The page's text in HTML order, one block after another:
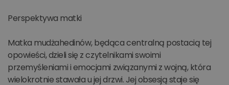
Perspektywa matki
Matka mudżahedinów, będąca centralną postacią tej
opowieści, dzieli się z czytelnikami swoimi
przemyśleniami i emocjami związanymi z wojną, która
wielokrotnie stawała u jej drzwi. Jej obsesją staje się